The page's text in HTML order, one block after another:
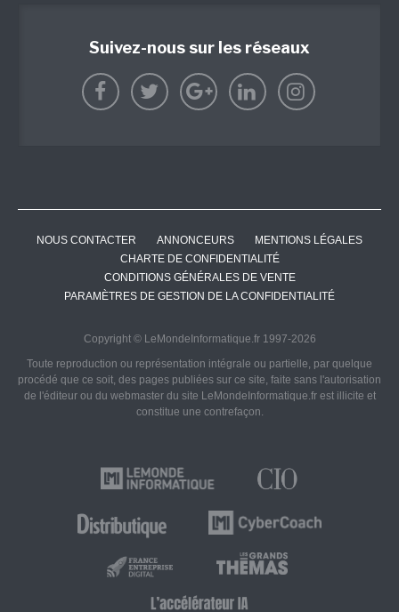
Suivez-nous sur les réseaux
NOUS CONTACTER ANNONCEURS
MENTIONS LÉGALES
CHARTE DE CONFIDENTIALITÉ
CONDITIONS GÉNÉRALES DE VENTE
PARAMÈTRES DE GESTION DE LA CONFIDENTIALITÉ
Copyright © LeMondeInformatique.fr 1997-2026
Toute reproduction ou représentation intégrale ou partielle, par quelque
procédé que ce soit, des pages publiées sur ce site, faite sans l'autorisation
de l'éditeur ou du webmaster du site LeMondeInformatique.fr est illicite et
constitue une contrefaçon.